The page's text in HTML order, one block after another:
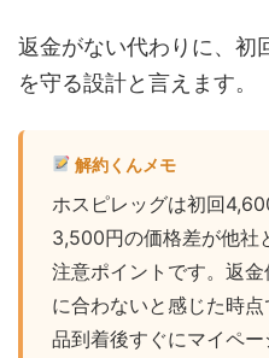
返金がない代わりに、初
を守る設計と言えます。
解約くんメモ
ホスピレッグは初回
3,500円の価格差が他社
注意ポイントです。返
に合わないと感じた時
品到着後すぐにマイペ